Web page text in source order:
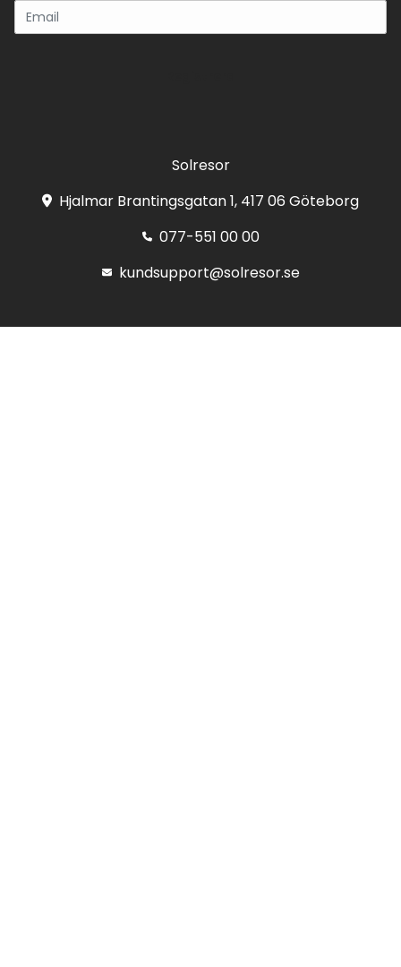
Solresor
Hjalmar Brantingsgatan 1, 417 06 Göteborg
077-551 00 00
kundsupport@solresor.se